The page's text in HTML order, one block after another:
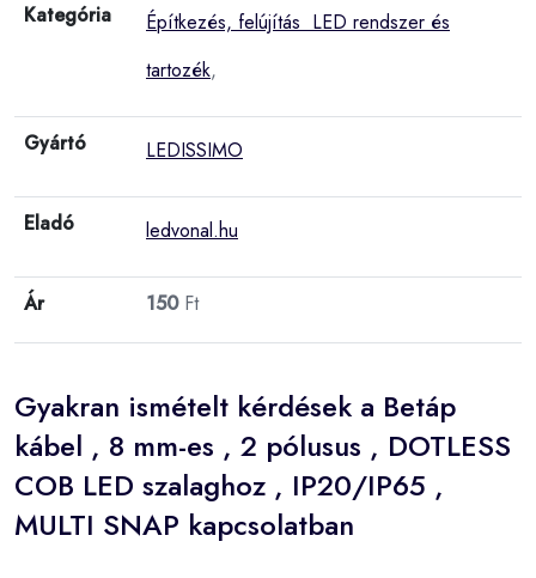
Kategória
Építkezés, felújítás LED rendszer és
tartozék,
Gyártó LEDISSIMO
Eladó ledvonal.hu
Ár 150Ft
Gyakran ismételt kérdések a Betáp
kábel , 8 mm-es , 2 pólusus , DOTLESS
COB LED szalaghoz , IP20/IP65 ,
MULTI SNAP kapcsolatban